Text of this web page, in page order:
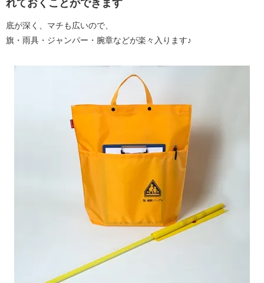
れておくことができます
底が深く、マチも広いので、
旗・雨具・ジャンパー・腕章などが楽々入ります♪